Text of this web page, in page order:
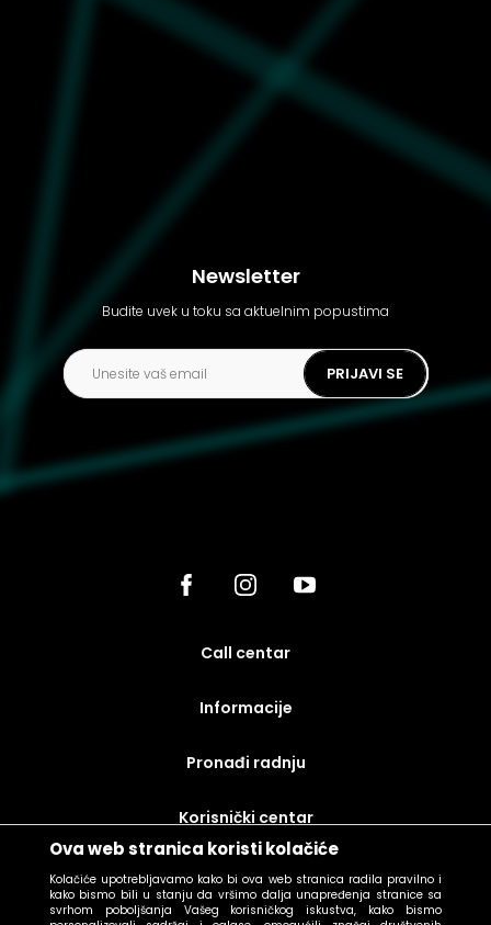
Ova web stranica koristi kolačiće
Kolačiće upotrebljavamo kako bi ova web stranica radila pravilno i
kako bismo bili u stanju da vršimo dalja unapređenja stranice sa
svrhom poboljšanja Vašeg korisničkog iskustva, kako bismo
Newsletter
Budite uvek u toku sa aktuelnim popustima
PRIJAVI SE
call centar
Informacije
Pronađi radnju
korisnički centar
uslovi prodaje